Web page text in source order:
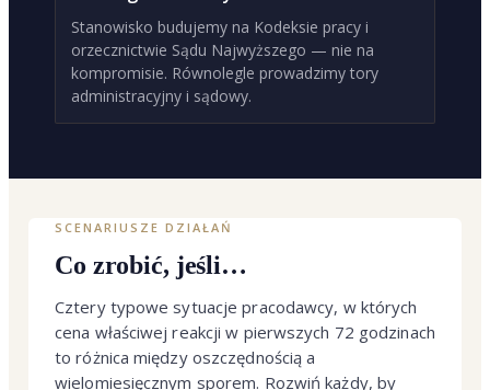
Stanowisko budujemy na Kodeksie pracy i
orzecznictwie Sądu Najwyższego — nie na
kompromisie. Równolegle prowadzimy tory
administracyjny i sądowy.
SCENARIUSZE DZIAŁAŃ
Co zrobić, jeśli…
Cztery typowe sytuacje pracodawcy, w których
cena właściwej reakcji w pierwszych 72 godzinach
to różnica między oszczędnością a
wielomiesięcznym sporem. Rozwiń każdy, by